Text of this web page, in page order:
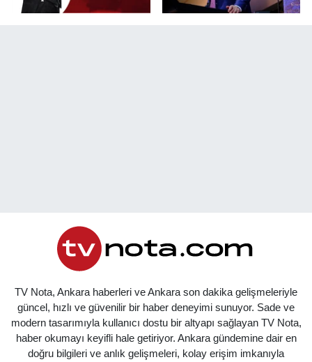
TV Nota, Ankara haberleri ve Ankara son dakika gelişmeleriyle
güncel, hızlı ve güvenilir bir haber deneyimi sunuyor. Sade ve
modern tasarımıyla kullanıcı dostu bir altyapı sağlayan TV Nota,
haber okumayı keyifli hale getiriyor. Ankara gündemine dair en
doğru bilgileri ve anlık gelişmeleri, kolay erişim imkanıyla